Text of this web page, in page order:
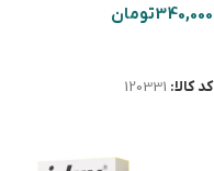
340,000تومان
کد کالا: 120331